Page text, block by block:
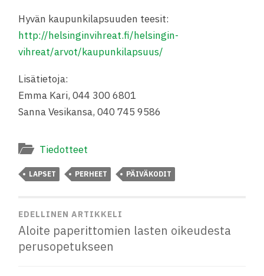
Hyvän kaupunkilapsuuden teesit:
http://helsinginvihreat.fi/helsingin-
vihreat/arvot/kaupunkilapsuus/
Lisätietoja:
Emma Kari, 044 300 6801
Sanna Vesikansa, 040 745 9586
Tiedotteet
LAPSET PERHEET PÄIVÄKODIT
EDELLINEN ARTIKKELI
Aloite paperittomien lasten oikeudesta
perusopetukseen